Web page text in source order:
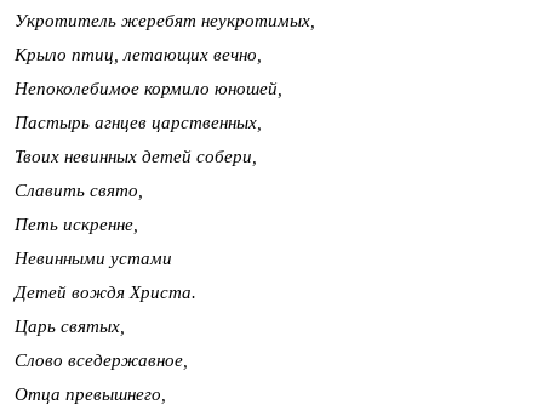
Укротитель жеребят неукротимых,
Крыло птиц, летающих вечно,
Непоколебимое кормило юношей,
Пастырь агнцев царственных,
Твоих невинных детей собери,
Славить свято,
Петь искренне,
Невинными устами
Детей вождя Христа.
Царь святых,
Слово вседержавное,
Отца превышнего,